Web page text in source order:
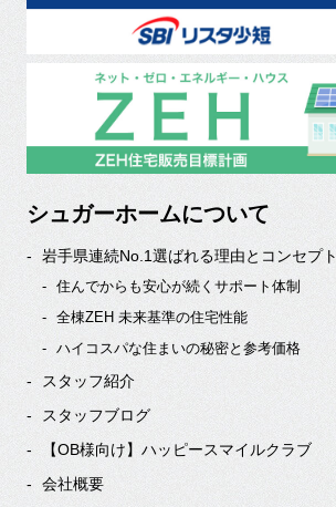
シュガーホームについて
岩手県連続No.1選ばれる理由とコンセプト
住んでからも安心が続くサポート体制
全棟ZEH 未来基準の住宅性能
ハイコスパな住まいの秘密と参考価格
スタッフ紹介
スタッフブログ
【OB様向け】ハッピースマイルクラブ
会社概要